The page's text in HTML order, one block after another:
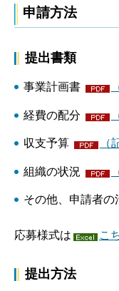
申請方法
提出書類
事業計画書
経費の配分
収支予算 （
組織の状況
その他、申請者
応募様式は こ
提出方法